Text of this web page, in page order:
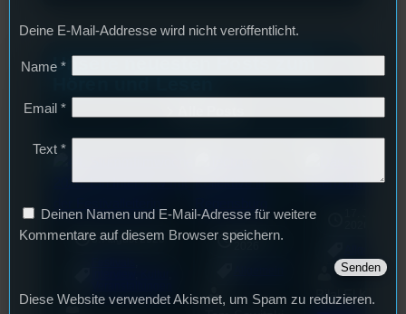
Unsere neuesten Posts zum
3. August 2026
18. Juli
Bilal El Kasmi
Deine E-Mail-Addresse wird nicht veröffentlicht.
Name *
Email *
Text *
Deinen Namen und E-Mail-Adresse für weitere
Kommentare auf diesem Browser speichern.
Diese Website verwendet Akismet, um Spam zu reduzieren.